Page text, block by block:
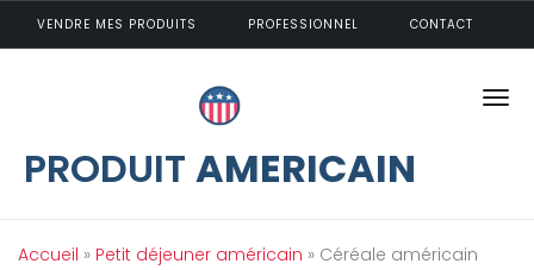
Aller au contenu principal
VENDRE MES PRODUITS PROFESSIONNEL CONTACT
PRODUIT AMERICAIN
Vous êtes ici
Accueil » Petit déjeuner américain » Céréale américain